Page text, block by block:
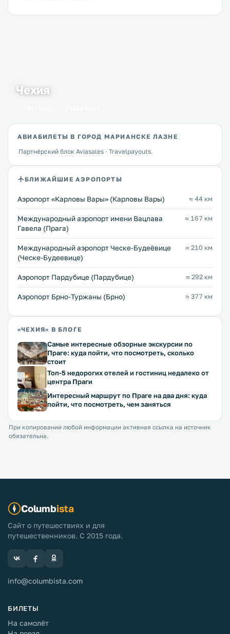
Чехия
АВИАБИЛЕТЫ В ГОРОД МАРИАНСКЕ ЛАЗНЕ
Партнёрский блок Aviasales · Travelpayouts.
БЛИЖАЙШИЕ АЭРОПОРТЫ
Аэропорт «Карловы Вары» (Карловы Вары) ≈ 44 км
Международный аэропорт имени Вацлава
Гавела (Прага)
≈ 167 км
Международный аэропорт Ческе-Будеёвице
(Ческе-Будеевице)
≈ 210 км
Аэропорт Пардубице (Пардубице) ≈ 292 км
Аэропорт Брно-Туржаны (Брно) ≈ 377 км
«ЧЕХИЯ» В БЛОГЕ
Самые интересные обзорные экскурсии по
Праге: куда пойти, что посмотреть, сколько
стоит
Топ-5 недорогих отелей и гостиниц недалеко от
центра Праги
Интересный маршрут по Праге на два дня: куда
пойти, что посмотреть, чем заняться
При копировании любой информации активная ссылка на источник
обязательна.
Columbista
Сайт о путешествиях и для
путешественников. С 2015 года.
info@columbista.com
БИЛЕТЫ
На самолёт